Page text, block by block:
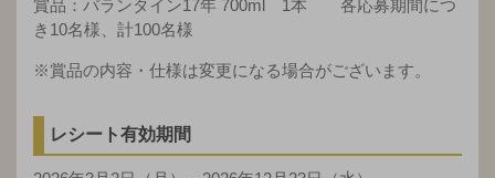
賞品：バランタイン17年 700ml 1本 各応募期間につ
き10名様、計100名様
※賞品の内容・仕様は変更になる場合がございます。
レシート有効期間